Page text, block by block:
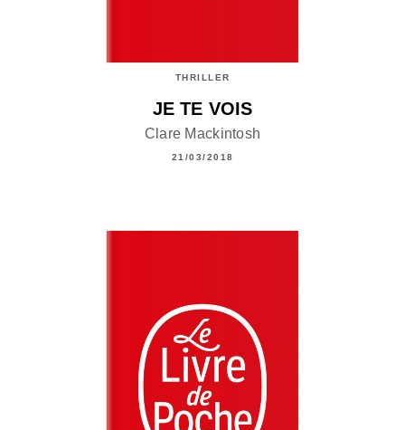
THRILLER
JE TE VOIS
Clare Mackintosh
21/03/2018